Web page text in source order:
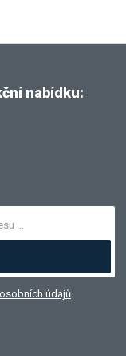
nabídku:
údajů